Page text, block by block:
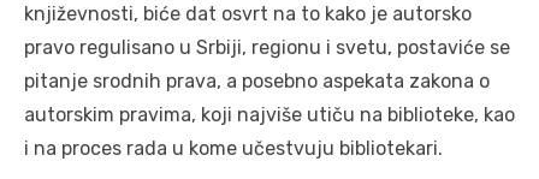
književnosti, biće dat osvrt na to kako je autorsko
pravo regulisano u Srbiji, regionu i svetu, postaviće se
pitanje srodnih prava, a posebno aspekata zakona o
autorskim pravima, koji najviše utiču na biblioteke, kao
i na proces rada u kome učestvuju bibliotekari.